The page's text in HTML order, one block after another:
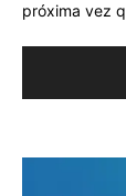
próxima vez